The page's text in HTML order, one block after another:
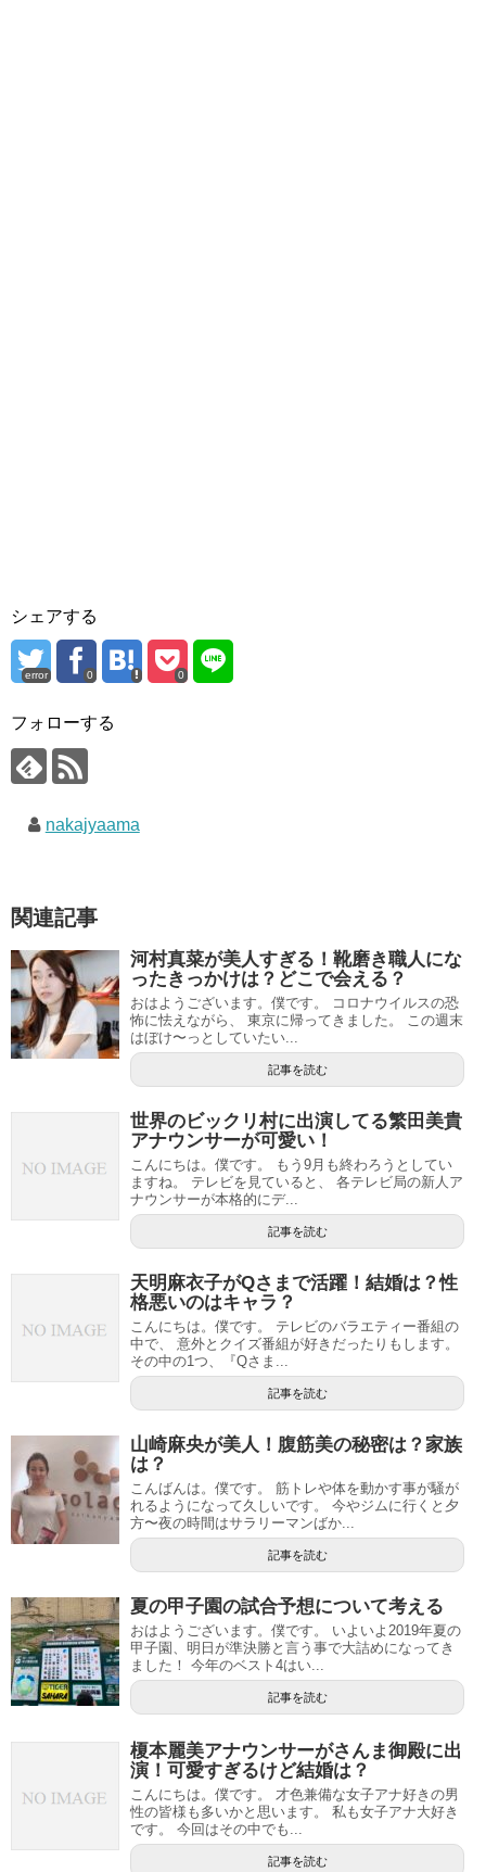
シェアする
error 0 0
フォローする
nakajyaama
関連記事
河村真菜が美人すぎる！靴磨き職人にな
ったきっかけは？どこで会える？
おはようございます。僕です。 コロナウイルスの恐
怖に怯えながら、 東京に帰ってきました。 この週末
はぼけ〜っとしていたい...
記事を読む
世界のビックリ村に出演してる繁田美貴
アナウンサーが可愛い！
こんにちは。僕です。 もう9月も終わろうとしてい
ますね。 テレビを見ていると、 各テレビ局の新人ア
ナウンサーが本格的にデ...
記事を読む
天明麻衣子がQさまで活躍！結婚は？性
格悪いのはキャラ？
こんにちは。僕です。 テレビのバラエティー番組の
中で、 意外とクイズ番組が好きだったりもします。
その中の1つ、『Qさま...
記事を読む
山崎麻央が美人！腹筋美の秘密は？家族
は？
こんばんは。僕です。 筋トレや体を動かす事が騒が
れるようになって久しいです。 今やジムに行くと夕
方〜夜の時間はサラリーマンばか...
記事を読む
夏の甲子園の試合予想について考える
おはようございます。僕です。 いよいよ2019年夏の
甲子園、明日が準決勝と言う事で大詰めになってき
ました！ 今年のベスト4はい...
記事を読む
榎本麗美アナウンサーがさんま御殿に出
演！可愛すぎるけど結婚は？
こんにちは。僕です。 才色兼備な女子アナ好きの男
性の皆様も多いかと思います。 私も女子アナ大好き
です。 今回はその中でも...
記事を読む